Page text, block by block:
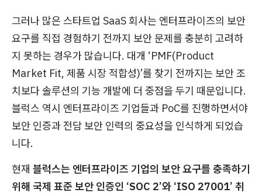
그러나 많은 스타트업 SaaS 회사는 엔터프라이즈의 보안
요구를 직접 경험하기 전까지 보안 문제를 충분히 고려하
지 못하는 경우가 많습니다. 대개 ‘PMF(Product
Market Fit, 제품 시장 적합성)’를 찾기 전까지는 보안 조
치보다 솔루션의 기능 개발에 더 중점을 두기 때문입니다.
블럭스 역시 엔터프라이즈 기업들과 PoC를 진행하면서야
보안 인증과 전담 보안 인력의 중요성을 인식하게 되었습
니다.
현재 블럭스는 엔터프라이즈 기업의 보안 요구를 충족하기
위해 국제 표준 보안 인증인 ‘SOC 2’와 ‘ISO 27001’ 취